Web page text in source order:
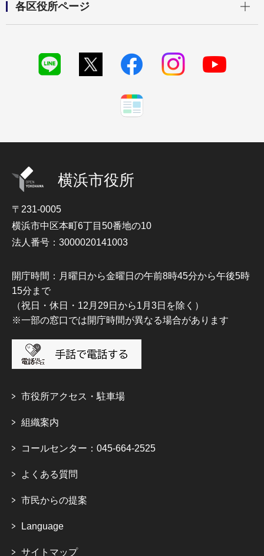
各区役所ページ
横浜市役所
〒231-0005
横浜市中区本町6丁目50番地の10
法人番号：3000020141003
開庁時間：月曜日から金曜日の午前8時45分から午後5時
15分まで
（祝日・休日・12月29日から1月3日を除く）
※一部の窓口では開庁時間が異なる場合があります
市役所アクセス・駐車場
組織案内
コールセンター：045-664-2525
よくある質問
市民からの提案
Language
サイトマップ